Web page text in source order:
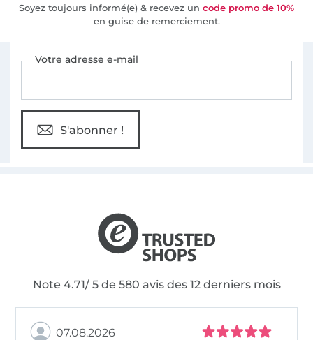
Soyez toujours informé(e) & recevez un code promo de 10%
en guise de remerciement.
Votre adresse e-mail
S'abonner !
Note 4.71/ 5 de 580 avis des 12 derniers mois
07.08.2026